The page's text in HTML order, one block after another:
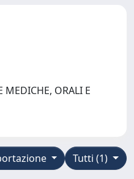
MEDICHE, ORALI E
Tutti (1)